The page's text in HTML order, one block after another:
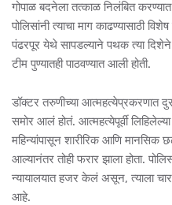
गोपाळ बदनेला तत्काळ निलंबित
पोलिसांनी त्याचा माग काढण्यासाठी
पंढरपूर येथे सापडल्याने पथक त्या दिशेने
टीम पुण्यातही पाठवण्यात आली होती.
डॉक्टर तरुणीच्या आत्महत्येप्रकरणात
समोर आलं होतं. आत्महत्येपूर्वी
महिन्यांपासून शारीरिक आणि मानसिक
आल्यानंतर तोही फरार झाला होता.
न्यायालयात हजर केलं असून, त्याला
आहे.